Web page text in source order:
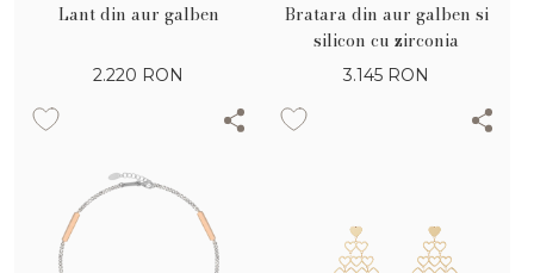
Lant din aur galben
2.220 RON
Bratara din aur galben si
silicon cu zirconia
3.145 RON